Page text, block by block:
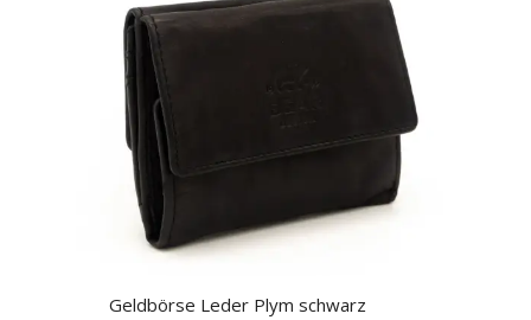
Geldbörse Leder Plym schwarz